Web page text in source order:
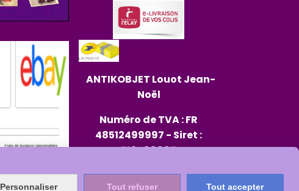
ANTIKOBJET Louot Jean-
Noël
Numéro de TVA : FR
48512499997 - Siret :
512499997
NAF : - Capital :
Personnaliser Tout refuser Tout accepter